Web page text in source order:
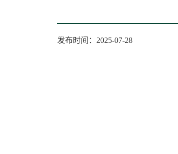
发布时间：2025-07-28